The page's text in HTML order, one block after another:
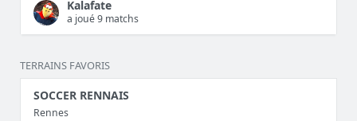
Kalafate
a joué 9 matchs
TERRAINS FAVORIS
SOCCER RENNAIS
Rennes